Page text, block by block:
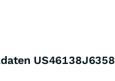
US46138J6358